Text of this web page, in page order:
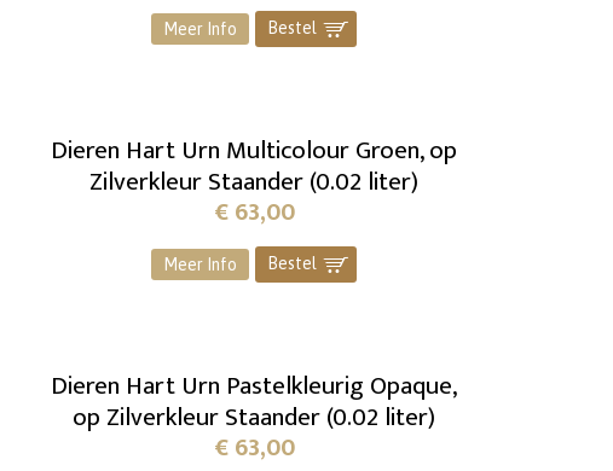
Meer Info Bestel ]
Dieren Hart Urn Multicolour Groen, op
Zilverkleur Staander (0.02 liter)
€63,00
Meer Info Bestel ]
Dieren Hart Urn Pastelkleurig Opaque,
op Zilverkleur Staander (0.02 liter)
€63,00